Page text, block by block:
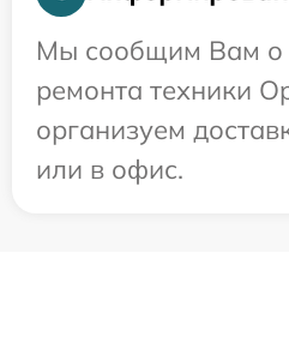
Мы сообщим Вам о
ремонта техники
организуем
или в офис.